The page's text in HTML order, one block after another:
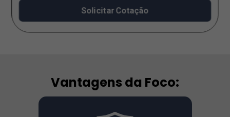
Solicitar Cotação
Vantagens da Foco: